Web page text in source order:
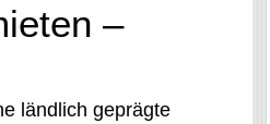
–
ländlich geprägte